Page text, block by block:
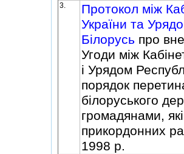
3.
Протокол мiж
України та
Бiлорусь про
Угоди мiж
i Урядом
порядок
бiлоруського
громадянами,
прикордонних
1998 р.